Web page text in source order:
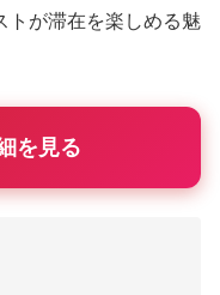
トが滞在を楽しめる魅
を見る